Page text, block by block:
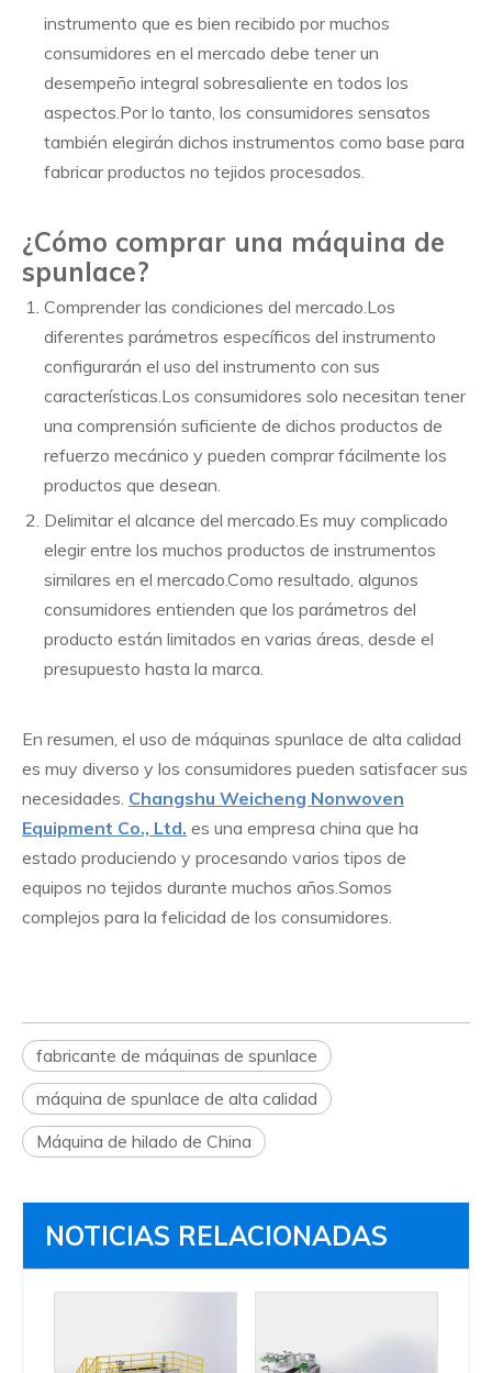
instrumento que es bien recibido por muchos
consumidores en el mercado debe tener un
desempeño integral sobresaliente en todos los
aspectos.Por lo tanto, los consumidores sensatos
también elegirán dichos instrumentos como base para
fabricar productos no tejidos procesados.
¿Cómo comprar una máquina de
spunlace?
Comprender las condiciones del mercado.Los
diferentes parámetros específicos del instrumento
configurarán el uso del instrumento con sus
características.Los consumidores solo necesitan tener
una comprensión suficiente de dichos productos de
refuerzo mecánico y pueden comprar fácilmente los
productos que desean.
Delimitar el alcance del mercado.Es muy complicado
elegir entre los muchos productos de instrumentos
similares en el mercado.Como resultado, algunos
consumidores entienden que los parámetros del
producto están limitados en varias áreas, desde el
presupuesto hasta la marca.
En resumen, el uso de máquinas spunlace de alta calidad
es muy diverso y los consumidores pueden satisfacer sus
necesidades. Changshu Weicheng Nonwoven
Equipment Co., Ltd. es una empresa china que ha
estado produciendo y procesando varios tipos de
equipos no tejidos durante muchos años.Somos
complejos para la felicidad de los consumidores.
fabricante de máquinas de spunlace
máquina de spunlace de alta calidad
Máquina de hilado de China
NOTICIAS RELACIONADAS